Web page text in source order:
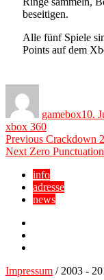
beseitigen.
Alle fünf Spiele
Points auf dem
gamebox10.
xbox 360
Previous Previous
post:
Crackdown
Next Next
Zero
info
adresse
news
Impressum / 2003 -